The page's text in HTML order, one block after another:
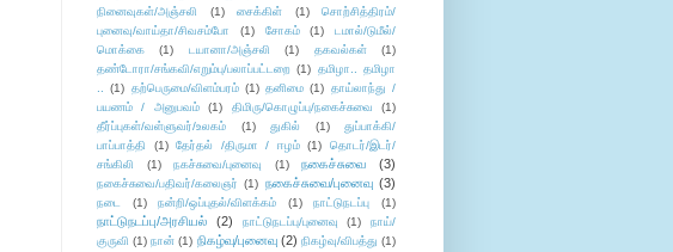
நினைவுகள்/அஞ்சலி
(1) சைக்கிள் (1)
சொற்சித்திரம்/
புனைவு/வாய்தா/சிவசம்போ
(1) சோகம் (1)
டமால்/டுமீல்/
மொக்கை
(1) டயானா/அஞ்சலி (1) தகவல்கள்
(1)
தண்டோரா/சங்கவி/எறும்பு/பலாப்பட்டறை (1) தமிழா.. தமிழா
.. (1) தற்பெருமை/விளம்பரம் (1) தனிமை (1) தாய்லாந்து /
பயணம் / அனுபவம்
(1) திமிரு/கொழுப்பு/நகைச்சுவை
(1)
தீர்ப்புகள்/வள்ளுவர்/உலகம்
(1) துகில் (1)
துப்பாக்கி/
பாப்பாத்தி
(1) தேர்தல் /திருமா / ஈழம் (1)
தொடர்/இடர்/
சங்கிலி
(1) நகச்சுவை/புனைவு (1) நகைச்சுவை (3)
நகைச்சுவை/பதிவர்/கலைஞர் (1) நகைச்சுவை/புனைவு (3)
நடை (1) நன்றி/ஒப்புதல்/விளக்கம் (1) நாட்டுநடப்பு (1)
நாட்டுநடப்பு/அரசியல் (2) நாட்டுநடப்பு/புனைவு (1)
நாய்/
குருவி (1) நான் (1) நிகழ்வு/புனைவு (2) நிகழ்வு/விபத்து (1)